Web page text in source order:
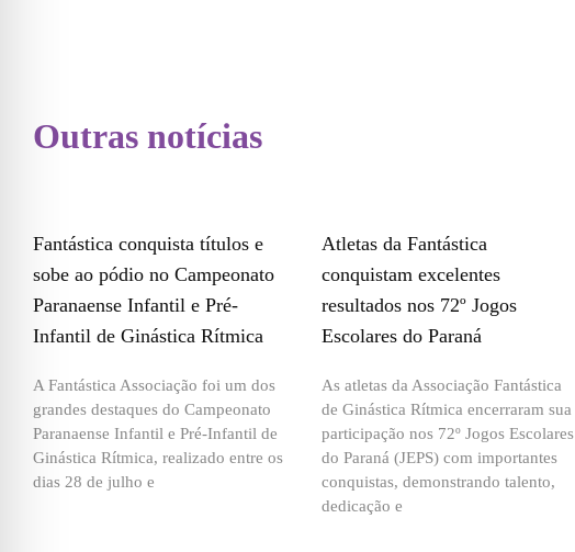
Outras notícias
Fantástica conquista títulos e
sobe ao pódio no Campeonato
Paranaense Infantil e Pré-
Infantil de Ginástica Rítmica
A Fantástica Associação foi um dos
grandes destaques do Campeonato
Paranaense Infantil e Pré-Infantil de
Ginástica Rítmica, realizado entre os
dias 28 de julho e
Atletas da Fantástica
conquistam excelentes
resultados nos 72º Jogos
Escolares do Paraná
As atletas da Associação Fantástica
de Ginástica Rítmica encerraram sua
participação nos 72º Jogos Escolares
do Paraná (JEPS) com importantes
conquistas, demonstrando talento,
dedicação e